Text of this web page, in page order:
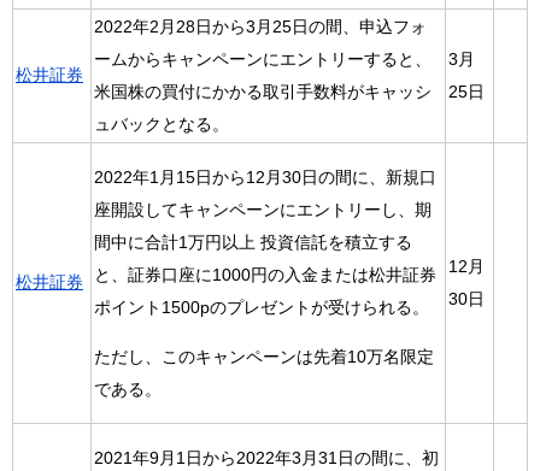
松井証券
2022年2月28日から3月25日の間、申込フォ
ームからキャンペーンにエントリーすると、
米国株の買付にかかる取引手数料がキャッシ
ュバックとなる。
3月
25日
松井証券
2022年1月15日から12月30日の間に、新規口
座開設してキャンペーンにエントリーし、期
間中に合計1万円以上 投資信託を積立する
と、証券口座に1000円の入金または松井証券
ポイント1500pのプレゼントが受けられる。
ただし、このキャンペーンは先着10万名限定
である。
12月
30日
2021年9月1日から2022年3月31日の間に、初